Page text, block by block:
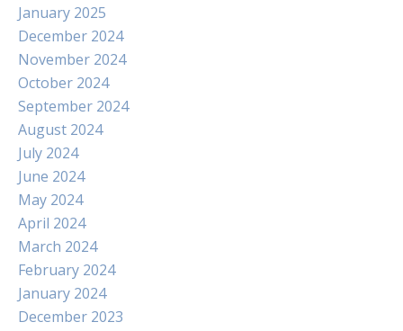
January 2025
December 2024
November 2024
October 2024
September 2024
August 2024
July 2024
June 2024
May 2024
April 2024
March 2024
February 2024
January 2024
December 2023